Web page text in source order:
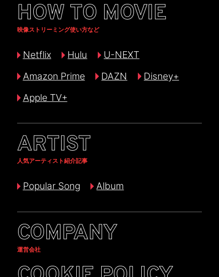
HOW TO MOVIE
映像ストリーミング使い方など
Netflix Hulu
U-NEXT
Amazon Prime
DAZN
Disney+
Apple TV+
ARTIST
人気アーティスト紹介記事
Popular Song Album
COMPANY
運営会社